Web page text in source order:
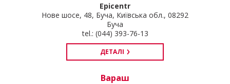
Epicentr
Нове шосе, 48, Буча, Київська обл., 08292
Буча
tel.: (044) 393-76-13
ДЕТАЛІ
Вараш